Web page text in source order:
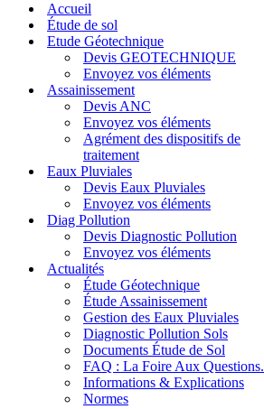
navigationAccueil
Étude de sol
Etude Géotechnique
Devis GEOTECHNIQUE
Envoyez vos éléments
Assainissement
Devis ANC
Envoyez vos éléments
Agrément des dispositifs de
traitement
Eaux Pluviales
Devis Eaux Pluviales
Envoyez vos éléments
Diag Pollution
Devis Diagnostic Pollution
Envoyez vos éléments
Actualités
Étude Géotechnique
Étude Assainissement
Gestion des Eaux Pluviales
Diagnostic Pollution Sols
Documents Étude de Sol
FAQ : La Foire Aux Questions.
Informations & Explications
Normes